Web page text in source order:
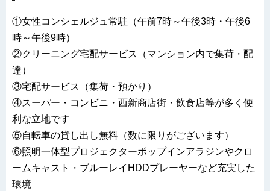
①女性コンシェルジュ常駐（午前7時～午後3時・午後6
時～午後9時）
②クリーニング宅配サービス（マンション内で集荷・配
達）
③宅配サービス（集荷・預かり）
④スーパー・コンビニ・西新商店街・飲食店等が多く便
利な立地です
⑤自転車の貸し出し無料（数に限りがございます）
⑥照明一体型プロジェクターポップインアラジンやクロ
ームキャスト・ブルーレイHDDプレーヤーなど充実した
環境